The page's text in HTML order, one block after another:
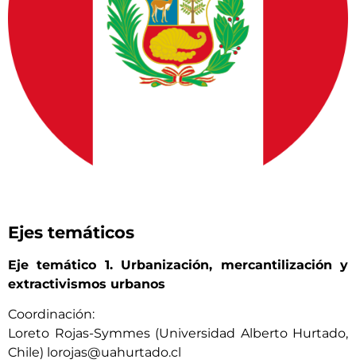
Ejes temáticos
Eje temático 1. Urbanización, mercantilización y
extractivismos urbanos
Coordinación:
Loreto Rojas-Symmes (Universidad Alberto Hurtado,
Chile) lorojas@uahurtado.cl